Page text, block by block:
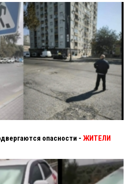
опасности - ЖИТЕЛИ